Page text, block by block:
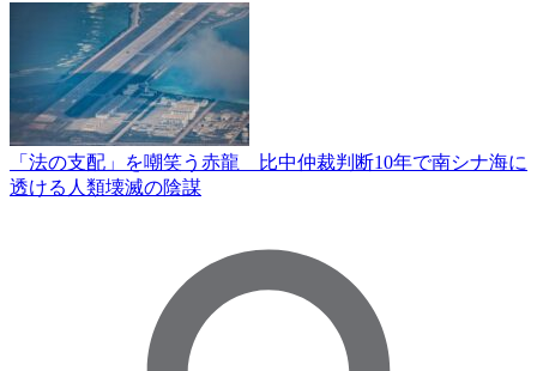
「法の支配」を嘲笑う赤龍 比中仲裁判断10年で南シナ海に
透ける人類壊滅の陰謀